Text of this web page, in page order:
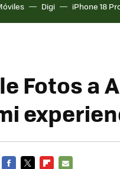
Digi iPhone 18
Fotos a